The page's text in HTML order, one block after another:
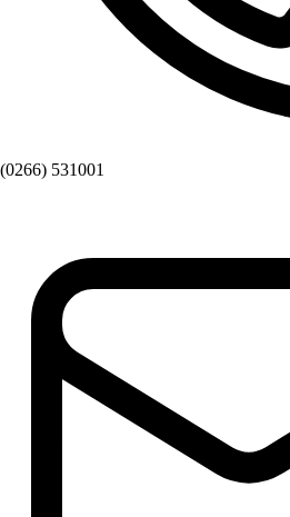
(0266) 531001